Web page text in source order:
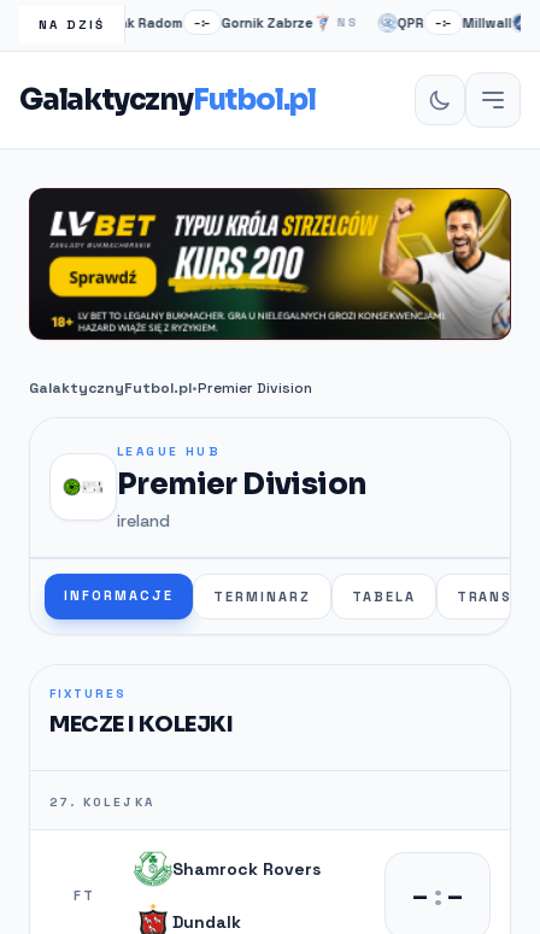
NA DZIŚ
Radomiak Radom –:– Gornik Zabrze NS QPR –:– Millwall NS
GalaktycznyFutbol.pl
GalaktycznyFutbol.pl•Premier Division
LEAGUE HUB
Premier Division
ireland
INFORMACJE TERMINARZ TABELA
FIXTURES
MECZE I KOLEJKI
27. KOLEJKA
FT
Shamrock Rovers
Dundalk
– :–